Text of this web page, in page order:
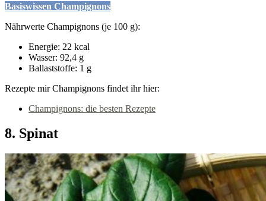
Basiswissen Champignons
Nährwerte Champignons (je 100 g):
Energie: 22 kcal
Wasser: 92,4 g
Ballaststoffe: 1 g
Rezepte mir Champignons findet ihr hier:
Champignons: die besten Rezepte
8. Spinat